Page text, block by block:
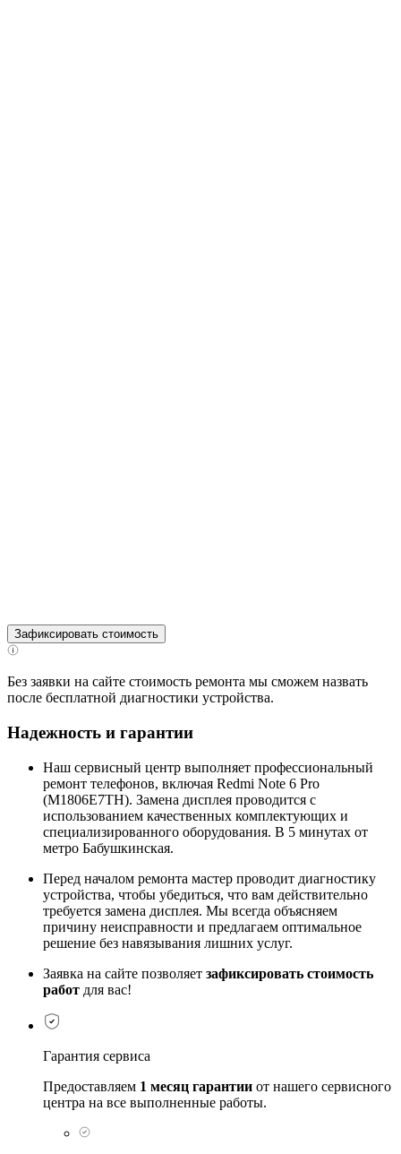
Зафиксировать стоимость
Без заявки на сайте стоимость ремонта мы сможем назвать
после бесплатной диагностики устройства.
Надежность и гарантии
Наш сервисный центр выполняет профессиональный
ремонт телефонов, включая Redmi Note 6 Pro
(M1806E7TH). Замена дисплея проводится с
использованием качественных комплектующих и
специализированного оборудования. В 5 минутах от
метро Бабушкинская.
Перед началом ремонта мастер проводит диагностику
устройства, чтобы убедиться, что вам действительно
требуется замена дисплея. Мы всегда объясняем
причину неисправности и предлагаем оптимальное
решение без навязывания лишних услуг.
Заявка на сайте позволяет зафиксировать стоимость
работ для вас!
Гарантия сервиса
Предоставляем 1 месяц гарантии от нашего сервисного
центра на все выполненные работы.